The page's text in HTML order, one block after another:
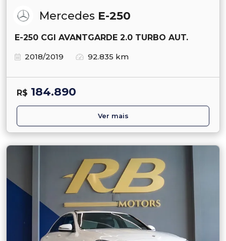
Mercedes E-250
E-250 CGI AVANTGARDE 2.0 TURBO AUT.
2018/2019
92.835 km
R$ 184.890
Ver mais